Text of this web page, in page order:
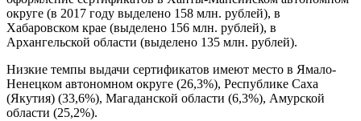
округе (в 2017 году выделено 158 млн. рублей), в
Хабаровском крае (выделено 156 млн. рублей), в
Архангельской области (выделено 135 млн. рублей).
Низкие темпы выдачи сертификатов имеют место в Ямало-
Ненецком автономном округе (26,3%), Республике Саха
(Якутия) (33,6%), Магаданской области (6,3%), Амурской
области (25,2%).